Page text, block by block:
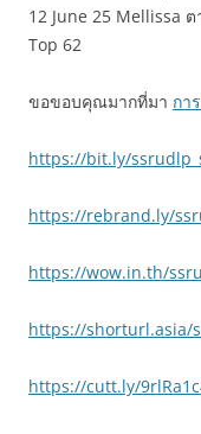
12 June 25 Mellissa
Top 62
ขอขอบคุณมากที่มา กา
https://bit.ly/
https://rebrand.ly/
https://wow.in.th/
https://shorturl.asia/
https://cutt.ly/